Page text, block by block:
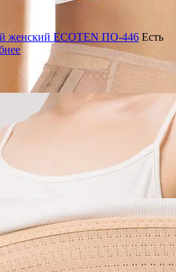
женский ECOTEN ПО-446 Есть